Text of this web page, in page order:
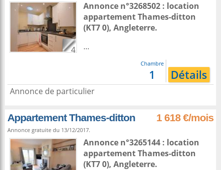
4
Annonce n°3268502 : location
appartementThames-ditton
(KT7 0), Angleterre.
...
Chambre
1 Détails
Annonce de particulier
Appartement Thames-ditton 1 618 €/mois
Annonce gratuite du 13/12/2017.
Annonce n°3265144 : location
appartementThames-ditton
(KT7 0), Angleterre.